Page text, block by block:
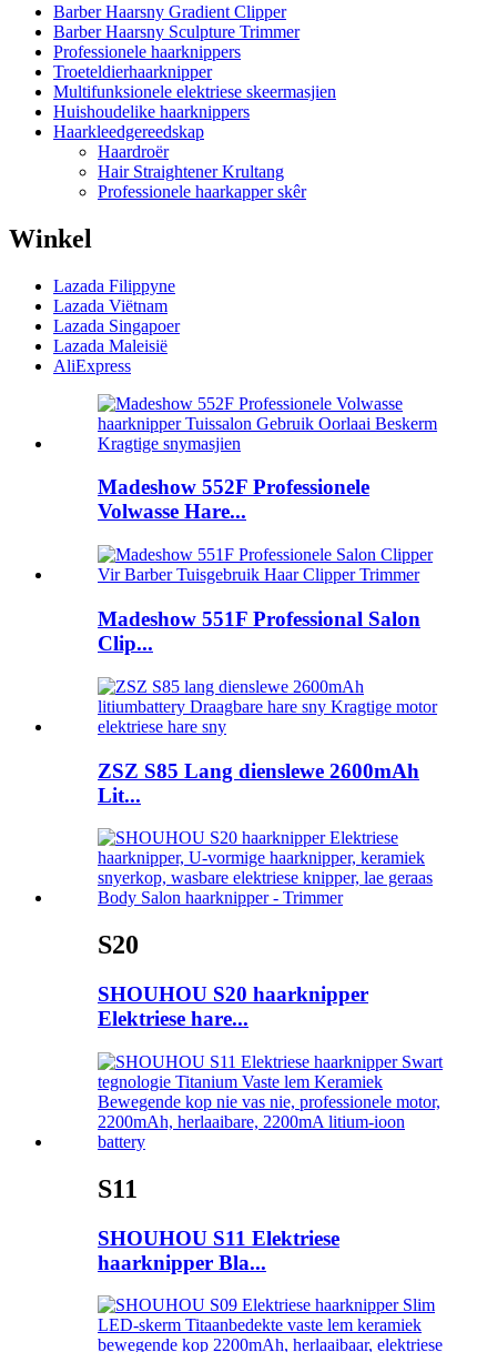
Barber Haarsny Gradient Clipper
Barber Haarsny Sculpture Trimmer
Professionele haarknippers
Troeteldierhaarknipper
Multifunksionele elektriese skeermasjien
Huishoudelike haarknippers
Haarkleedgereedskap
Haardroër
Hair Straightener Krultang
Professionele haarkapper skêr
Winkel
Lazada Filippyne
Lazada Viëtnam
Lazada Singapoer
Lazada Maleisië
AliExpress
Madeshow 552F Professionele
Volwasse Hare...
Madeshow 551F Professional Salon
Clip...
ZSZ S85 Lang dienslewe 2600mAh
Lit...
S20
SHOUHOU S20 haarknipper
Elektriese hare...
S11
SHOUHOU S11 Elektriese
haarknipper Bla...